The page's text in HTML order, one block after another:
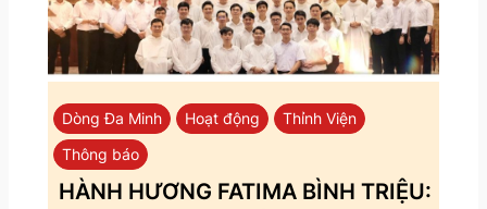
Dòng Đa Minh Hoạt động
Thỉnh Viện
Thông báo
HÀNH HƯƠNG FATIMA BÌNH TRIỆU: